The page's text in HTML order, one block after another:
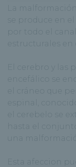
La
se produce en
por todo el
estructurales en
El cerebro y las
encefálico se
el cráneo que
espinal,
el cerebelo se
hasta el
una
Esta afeccion